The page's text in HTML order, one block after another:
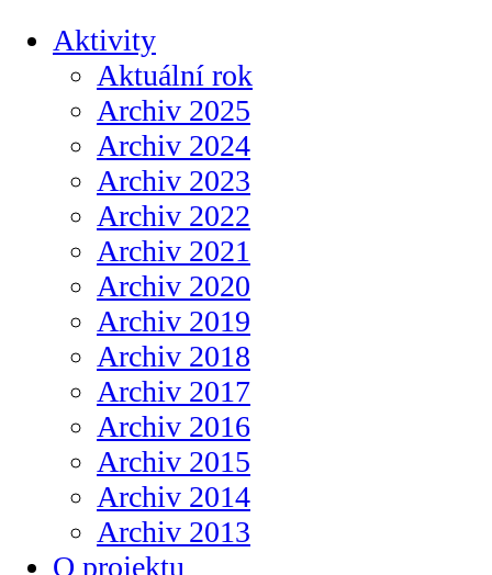
Aktivity
Aktuální rok
Archiv 2025
Archiv 2024
Archiv 2023
Archiv 2022
Archiv 2021
Archiv 2020
Archiv 2019
Archiv 2018
Archiv 2017
Archiv 2016
Archiv 2015
Archiv 2014
Archiv 2013
O projektu